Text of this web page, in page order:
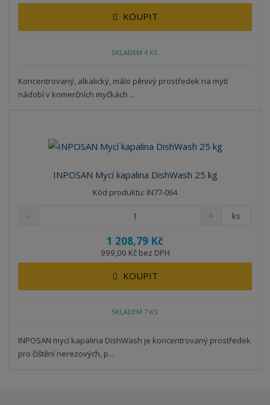
KOUPIT
SKLADEM 4 KS
Koncentrovaný, alkalický, málo pěnivý prostředek na mytí
nádobí v komerčních myčkách ...
INPOSAN Mycí kapalina DishWash 25 kg
Kód produktu: IN77-064
1 208,79 Kč
999,00 Kč bez DPH
ks
KOUPIT
SKLADEM 7 KS
INPOSAN mycí kapalina DishWash ​je koncentrovaný prostředek
pro čištění nerezových, p...